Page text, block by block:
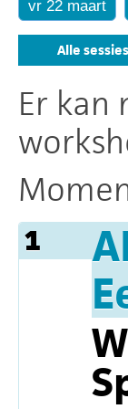
vr 22 maart
Alle sessies
Er kan
1